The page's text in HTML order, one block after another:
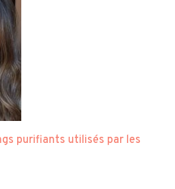
purifiants utilisés par les